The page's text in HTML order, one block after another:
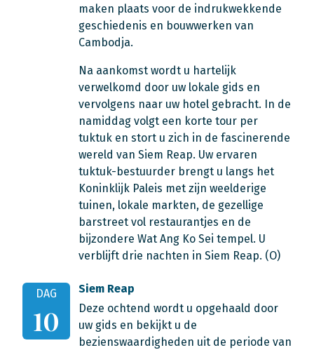
maken plaats voor de indrukwekkende
geschiedenis en bouwwerken van
Cambodja.
Na aankomst wordt u hartelijk
verwelkomd door uw lokale gids en
vervolgens naar uw hotel gebracht. In de
namiddag volgt een korte tour per
tuktuk en stort u zich in de fascinerende
wereld van Siem Reap. Uw ervaren
tuktuk-bestuurder brengt u langs het
Koninklijk Paleis met zijn weelderige
tuinen, lokale markten, de gezellige
barstreet vol restaurantjes en de
bijzondere Wat Ang Ko Sei tempel. U
verblijft drie nachten in Siem Reap. (O)
DAG
10
Siem Reap
Deze ochtend wordt u opgehaald door
uw gids en bekijkt u de
bezienswaardigheden uit de periode van